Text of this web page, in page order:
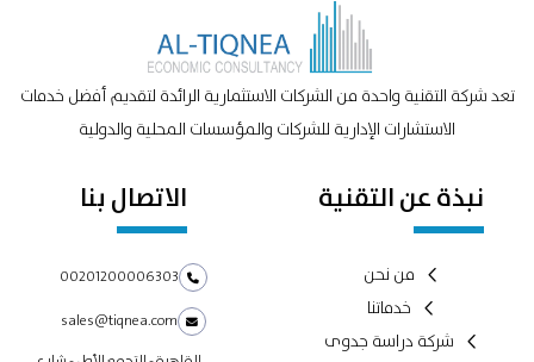
تعد شركة التقنية واحدة من الشركات الاستثمارية الرائدة لتقديم أفضل خدمات
الاستشارات الإدارية للشركات والمؤسسات المحلية والدولية
نبذة عن التقنية
من نحن
خدماتنا
شركة دراسة جدوى
الاتصال بنا
00201200006303
sales@tiqnea.com